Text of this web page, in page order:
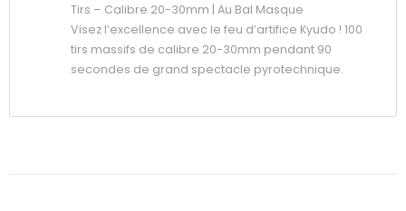
Tirs – Calibre 20-30mm | Au Bal Masque
Visez l’excellence avec le feu d’artifice Kyudo ! 100
tirs massifs de calibre 20-30mm pendant 90
secondes de grand spectacle pyrotechnique.